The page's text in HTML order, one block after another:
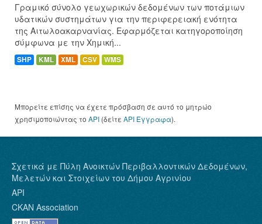
Γραμικό σύνολο γεωχωρικών δεδομένων των ποτάμιων
υδατικών συστημάτων για την περιφερειακή ενότητα
της Αιτωλοακαρνανίας. Εφαρμόζεται κατηγοροποίηση
σύμφωνα με την Χημική...
SHP KML XML CSV WMS
Μπορείτε επίσης να έχετε πρόσβαση σε αυτό το μητρώο
χρησιμοποιώντας το API (δείτε API Έγγραφα).
Σχετικά με Πύλη Ανοικτών Περιβαλλοντικών Δεδομένων,
Μελετών και Στοιχείων του Δήμου Αγρινίου
API
CKAN Association